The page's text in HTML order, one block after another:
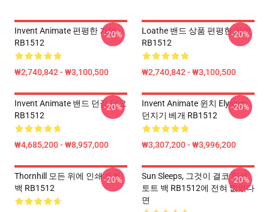
Invent Animate 편평한 가면
RB1512
₩2,740,842 - ₩3,100,500
-20%
Loathe 밴드 상품 편평한 가면
RB1512
₩2,740,842 - ₩3,100,500
-20%
Invent Animate 밴드 던짐 담요
RB1512
₩4,685,200 - ₩8,957,000
-20%
Invent Animate 윈치 Elysium
던지기 베개 RB1512
₩3,307,200 - ₩3,996,200
-20%
Thornhill 모든 위에 인쇄 토트
백 RB1512
-20%
Sun Sleeps, 그것이 결코 인쇄
토트 백 RB1512에 전혀 없었다
면
-20%